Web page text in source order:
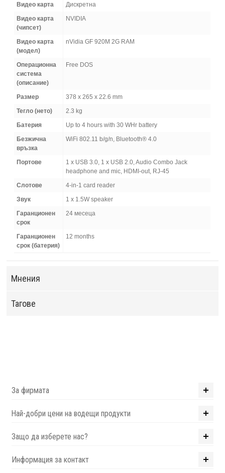
Видео карта
Дискретна
Видео карта
(чипсет)
NVIDIA
Видео карта
(модел)
nVidia GF 920M 2G RAM
Операционна
система
(описание)
Free DOS
Размер
378 x 265 x 22.6 mm
Тегло (нето)
2.3 kg
Батерия
Up to 4 hours with 30 WHr battery
Безжична
връзка
WiFi 802.11 b/g/n, Bluetooth® 4.0
Портове
1 x USB 3.0, 1 x USB 2.0, Audio Combo Jack
headphone and mic, HDMI-out, RJ-45
Слотове
4-in-1 card reader
Звук
1 x 1.5W speaker
Гаранционен
срок
24 месеца
Гаранционен
срок (батерия)
12 months
Мнения
Тагове
За фирмата
Най-добри цени на водещи продукти
Защо да изберете нас?
Информация за контакт